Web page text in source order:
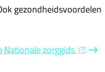
gezondheidsvoordelen
zorggids